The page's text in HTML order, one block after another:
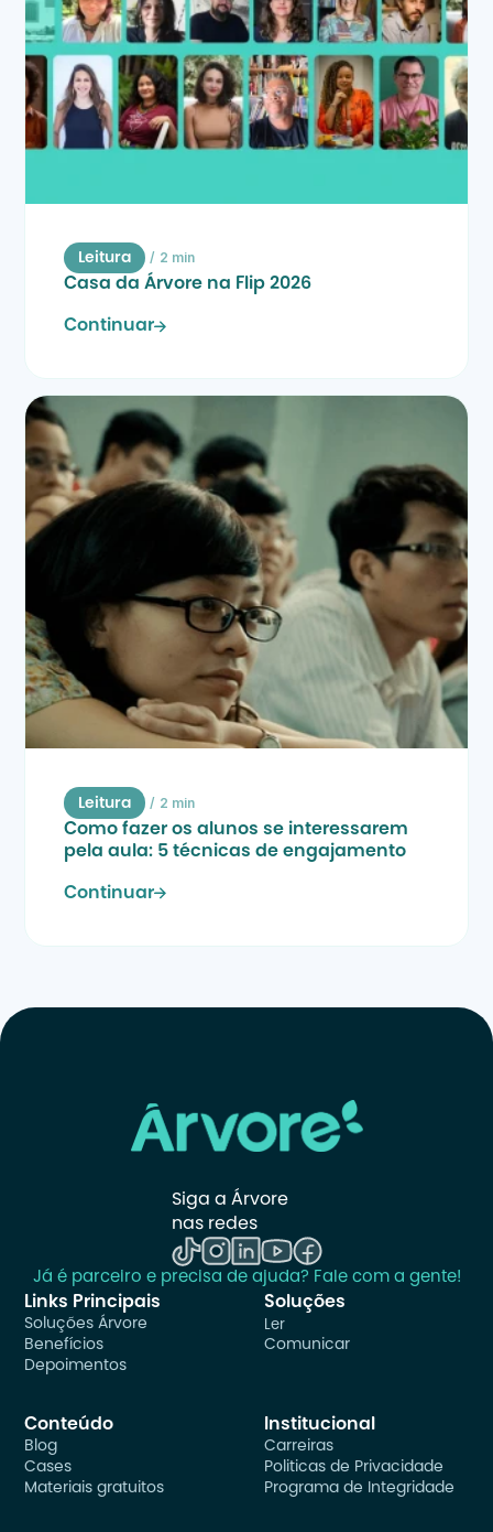
Leitura / 2 min
Casa da Árvore na Flip 2026
Continuar
Leitura / 2 min
Como fazer os alunos se interessarem
pela aula: 5 técnicas de engajamento
Continuar
Siga a Árvore
nas redes
Já é parceiro e precisa de ajuda? Fale com a gente!
Links Principais
Soluções Árvore
Benefícios
Depoimentos
Soluções
Ler
Comunicar
Conteúdo
Blog
Cases
Materiais gratuitos
Institucional
Carreiras
Politicas de Privacidade
Programa de Integridade